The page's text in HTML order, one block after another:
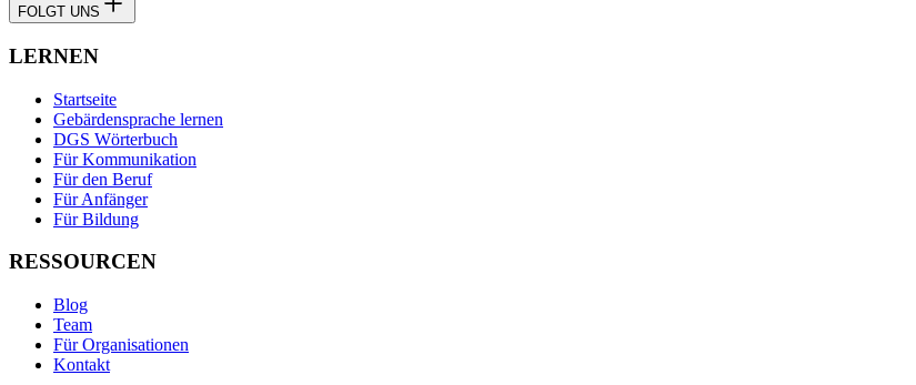
FOLGT UNS
LERNEN
Startseite
Gebärdensprache lernen
DGS Wörterbuch
Für Kommunikation
Für den Beruf
Für Anfänger
Für Bildung
RESSOURCEN
Blog
Team
Für Organisationen
Kontakt